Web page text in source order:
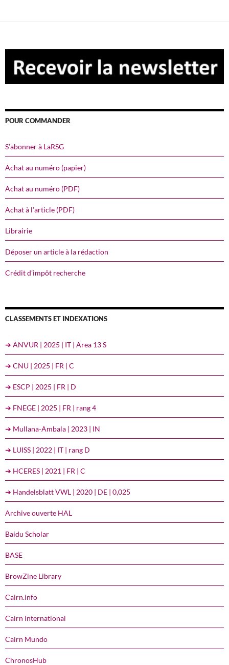
POUR COMMANDER
S’abonner à LaRSG
Achat au numéro (papier)
Achat au numéro (PDF)
Achat à l’article (PDF)
Librairie
Déposer un article à la rédaction
Crédit d’impôt recherche
CLASSEMENTS ET INDEXATIONS
➔ ANVUR | 2025 | IT | Area 13 S
➔ CNU | 2025 | FR | C
➔ ESCP | 2025 | FR | D
➔ FNEGE | 2025 | FR | rang 4
➔ Mullana-Ambala | 2023 | IN
➔ LUISS | 2022 | IT | rang D
➔ HCERES | 2021 | FR | C
➔ Handelsblatt VWL | 2020 | DE | 0,025
Archive ouverte HAL
Baidu Scholar
BASE
BrowZine Library
Cairn.info
Cairn International
Cairn Mundo
ChronosHub